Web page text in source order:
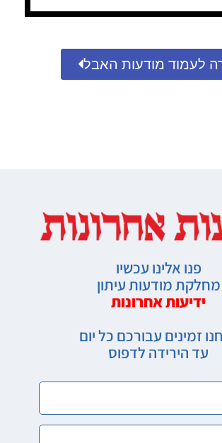
לעמוד מודעות האבל
פנו אלינו עכשיו
מחלקת מודעות עיתון
ידיעות אחרונות
זמינים עבורכם כל יום
עד הירידה לדפוס